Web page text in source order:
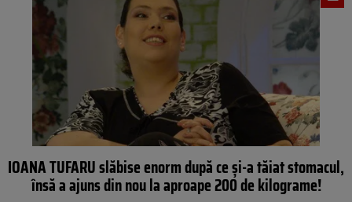
IOANA TUFARU slăbise enorm după ce şi-a tăiat stomacul,
însă a ajuns din nou la aproape 200 de kilograme!